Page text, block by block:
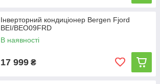
Інверторний кондиціонер Bergen Fjord
BEI/BEO09FRD
В наявності
17 999 ₴